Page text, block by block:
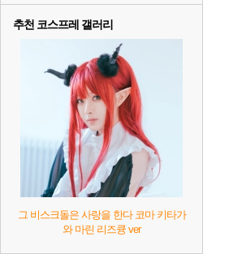
추천 코스프레 갤러리
그 비스크돌은 사랑을 한다 코마 키타가
와 마린 리즈큥 ver